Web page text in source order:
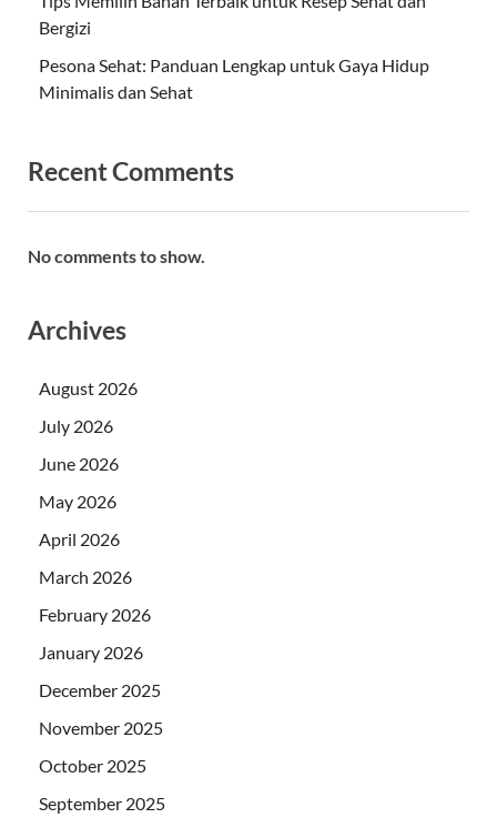
Bergizi
Pesona Sehat: Panduan Lengkap untuk Gaya Hidup
Minimalis dan Sehat
Recent Comments
No comments to show.
Archives
August 2026
July 2026
June 2026
May 2026
April 2026
March 2026
February 2026
January 2026
December 2025
November 2025
October 2025
September 2025